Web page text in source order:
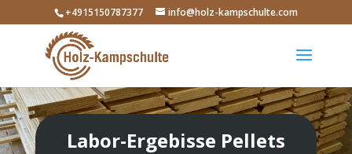
+4915150787377 info@holz-kampschulte.com
Labor-Ergebisse Pellets